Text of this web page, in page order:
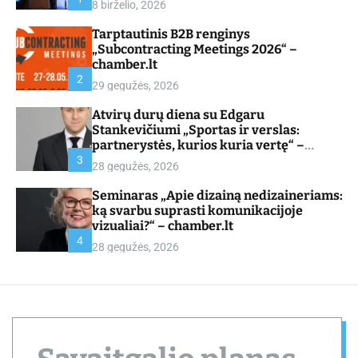
8 birželio, 2026
2
Tarptautinis B2B renginys
„Subcontracting Meetings 2026“ –
chamber.lt
29 gegužės, 2026
3
Atvirų durų diena su Edgaru
Stankevičiumi „Sportas ir verslas:
partnerystės, kurios kuria vertę“ –
chamber.lt
28 gegužės, 2026
4
Seminaras „Apie dizainą nedizaineriams:
ką svarbu suprasti komunikacijoje
vizualiai?“ – chamber.lt
28 gegužės, 2026